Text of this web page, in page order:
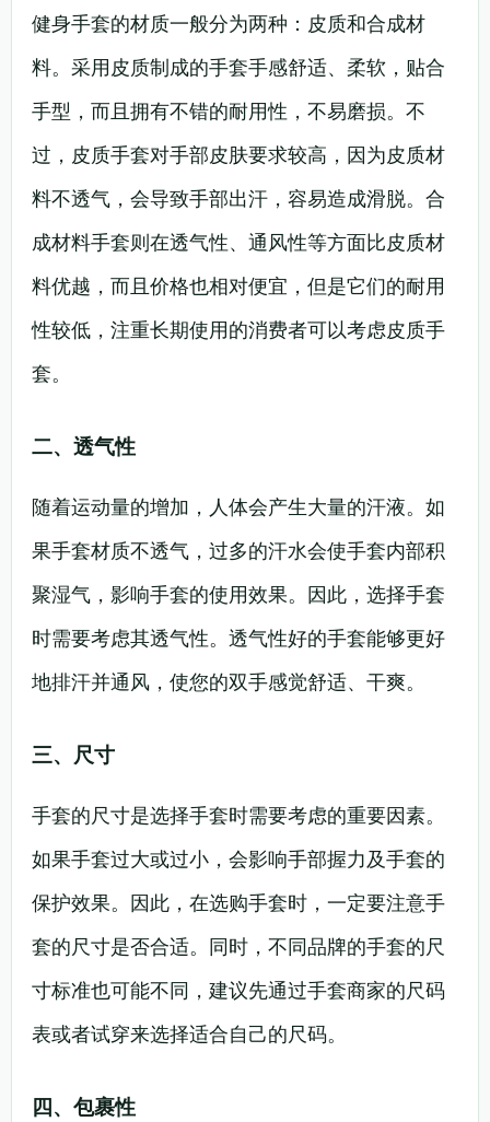
健身手套的材质一般分为两种：皮质和合成材
料。采用皮质制成的手套手感舒适、柔软，贴合
手型，而且拥有不错的耐用性，不易磨损。不
过，皮质手套对手部皮肤要求较高，因为皮质材
料不透气，会导致手部出汗，容易造成滑脱。合
成材料手套则在透气性、通风性等方面比皮质材
料优越，而且价格也相对便宜，但是它们的耐用
性较低，注重长期使用的消费者可以考虑皮质手
套。
二、透气性
随着运动量的增加，人体会产生大量的汗液。如
果手套材质不透气，过多的汗水会使手套内部积
聚湿气，影响手套的使用效果。因此，选择手套
时需要考虑其透气性。透气性好的手套能够更好
地排汗并通风，使您的双手感觉舒适、干爽。
三、尺寸
手套的尺寸是选择手套时需要考虑的重要因素。
如果手套过大或过小，会影响手部握力及手套的
保护效果。因此，在选购手套时，一定要注意手
套的尺寸是否合适。同时，不同品牌的手套的尺
寸标准也可能不同，建议先通过手套商家的尺码
表或者试穿来选择适合自己的尺码。
四、包裹性